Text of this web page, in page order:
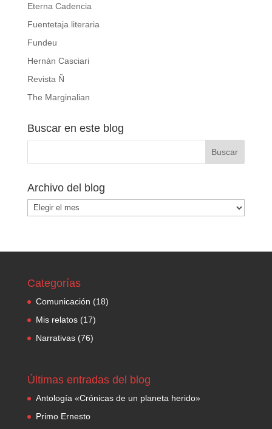
Eterna Cadencia
Fuentetaja literaria
Fundeu
Hernán Casciari
Revista Ñ
The Marginalian
Buscar en este blog
Archivo del blog
Archivo
del
Categorías
Comunicación (18)
Mis relatos(17)
Narrativas(76)
Últimas entradas del blog
Antología «Crónicas de un planeta herido»
Primo Ernesto